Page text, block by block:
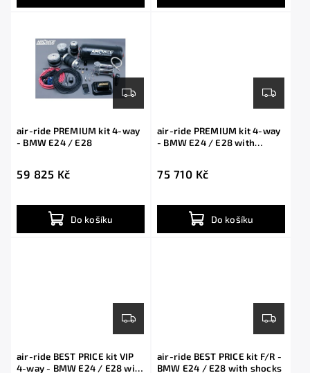
air-ride PREMIUM kit 4-way
- BMW E24 / E28
59 825 Kč
Do košíku
air-ride PREMIUM kit 4-way
- BMW E24 / E28 with
75 710 Kč
Do košíku
air-ride BEST PRICE kit VIP
4-way - BMW E24 / E28 with
air-ride BEST PRICE kit F/R -
BMW E24 / E28 with shocks